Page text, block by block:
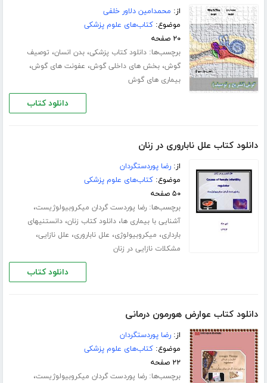
از: محمدامین دلاور خلفی
موضوع:کتاب‌های علوم پزشکی
۲۰ صفحه
برچسب‌ها:دانلود کتاب پزشکی،بدن انسان، توصیف
گوش،بخش های داخلی گوش، عفونت های گوش،
بیماری های گوش
دانلود کتاب
دانلود کتاب علل ناباروری در زنان
از:رضا پوردستگردان
موضوع:کتاب‌های علوم پزشکی
۵۰ صفحه
برچسب‌ها:رضا پوردست گردان میکروبیولوژیست،
آشنایی با بیماری ها،دانلود کتاب زنان،دانستنیهای
بارداری، میکروبیولوژی، علل ناباروری، علل نازایی،
مشکلات نازایی در زنان
دانلود کتاب
دانلود کتاب عوارض هورمون درمانی
از:رضا پوردستگردان
موضوع:کتاب‌های علوم پزشکی
۲۲ صفحه
برچسب‌ها:رضا پوردست گردان میکروبیولوژیست،